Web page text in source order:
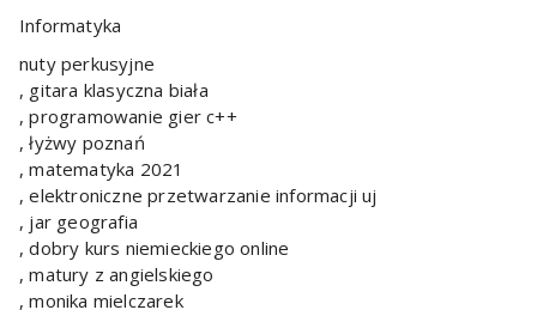
Informatyka
nuty perkusyjne
, gitara klasyczna biała
, programowanie gier c++
, łyżwy poznań
, matematyka 2021
, elektroniczne przetwarzanie informacji uj
, jar geografia
, dobry kurs niemieckiego online
, matury z angielskiego
, monika mielczarek